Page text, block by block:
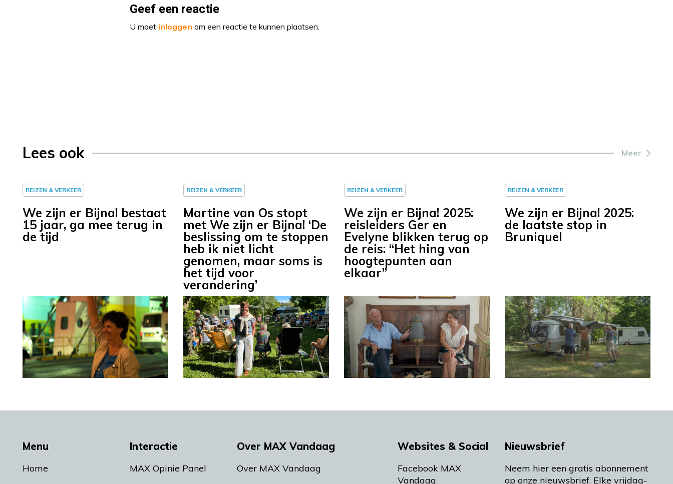
Geef een reactie
U moet inloggen om een reactie te kunnen plaatsen.
Lees ook Meer
REIZEN & VERKEER
We zijn er Bijna! bestaat
15 jaar, ga mee terug in
de tijd
REIZEN & VERKEER
Martine van Os stopt
met We zijn er Bijna! ‘De
beslissing om te stoppen
heb ik niet licht
genomen, maar soms is
het tijd voor
verandering’
REIZEN & VERKEER
We zijn er Bijna! 2025:
reisleiders Ger en
Evelyne blikken terug op
de reis: “Het hing van
hoogtepunten aan
elkaar”
REIZEN & VERKEER
We zijn er Bijna! 2025:
de laatste stop in
Bruniquel
Menu
Home
Interactie
MAX Opinie Panel
Over MAX Vandaag
Over MAX Vandaag
Websites & Social
Facebook MAX
Vandaag
Nieuwsbrief
Neem hier een gratis abonnement
op onze nieuwsbrief. Elke vrijdag-